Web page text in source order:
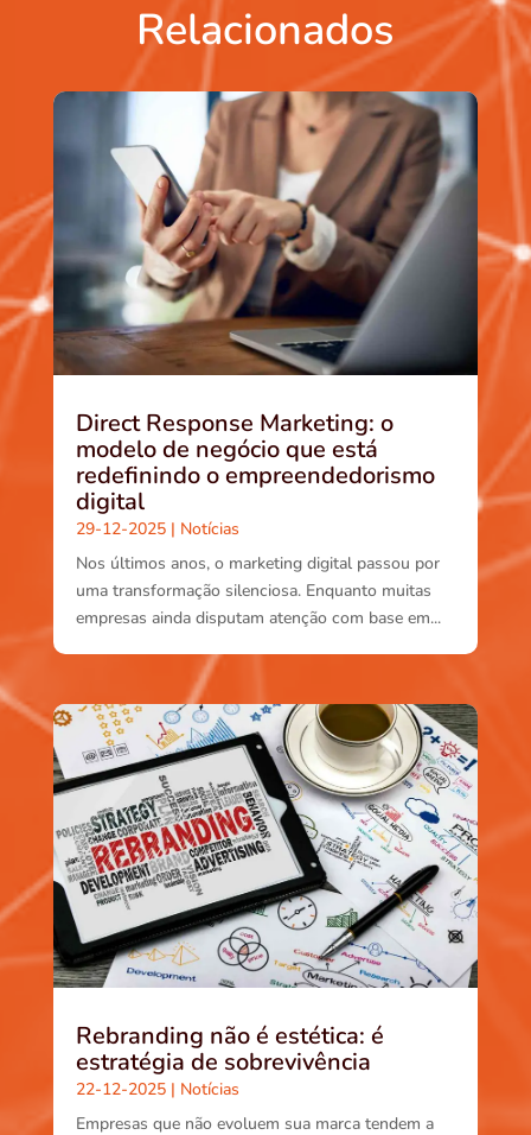
Relacionados
Direct Response Marketing: o
modelo de negócio que está
redefinindo o empreendedorismo
digital
29-12-2025| Notícias
Nos últimos anos, o marketing digital passou por
uma transformação silenciosa. Enquanto muitas
empresas ainda disputam atenção com base em...
Rebranding não é estética: é
estratégia de sobrevivência
22-12-2025| Notícias
Empresas que não evoluem sua marca tendem a